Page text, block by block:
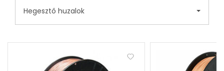
Hegesztő huzalok